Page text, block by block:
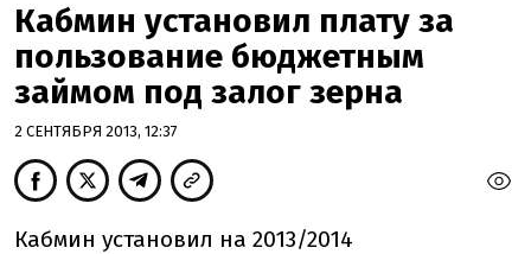
Кабмин установил плату за
пользование бюджетным
займом под залог зерна
2 СЕНТЯБРЯ 2013, 12:37
Кабмин установил на 2013/2014